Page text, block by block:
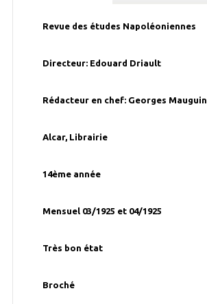
Revue des études Napoléoniennes
Directeur: Edouard Driault
Rédacteur en chef: Georges Mauguin
Alcar, Librairie
14ème année
Mensuel 03/1925 et 04/1925
Très bon état
Broché